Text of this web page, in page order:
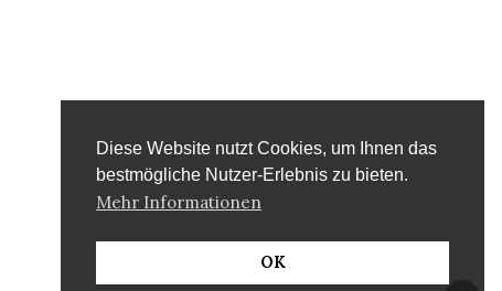
Diese Website nutzt Cookies, um Ihnen das
bestmögliche Nutzer-Erlebnis zu bieten.
Mehr Informationen
OK